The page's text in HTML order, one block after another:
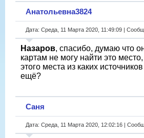
Анатольевна3824
Дата: Среда, 11 Марта 2020, 11:49:09 |
Назаров, спасибо, думаю что
картам не могу найти это
этого места из каких
ещё?
Саня
Дата: Среда, 11 Марта 2020, 12:02:16 |